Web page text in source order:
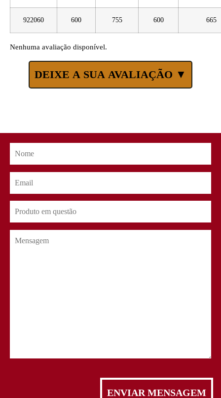
922060 600 755 600 665
Nenhuma avaliação disponível.
DEIXE A SUA AVALIAÇÃO ▼